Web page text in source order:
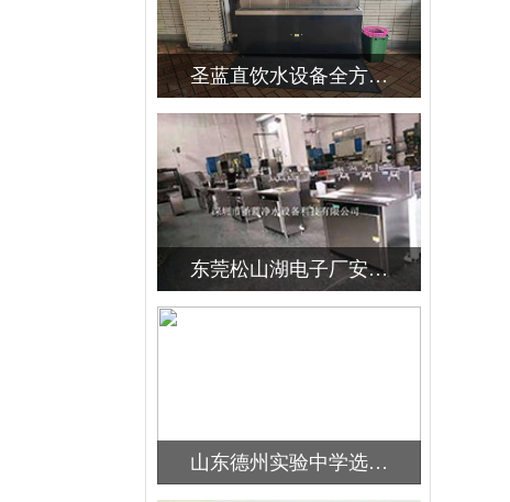
圣蓝直饮水设备全方…
东莞松山湖电子厂安…
山东德州实验中学选…